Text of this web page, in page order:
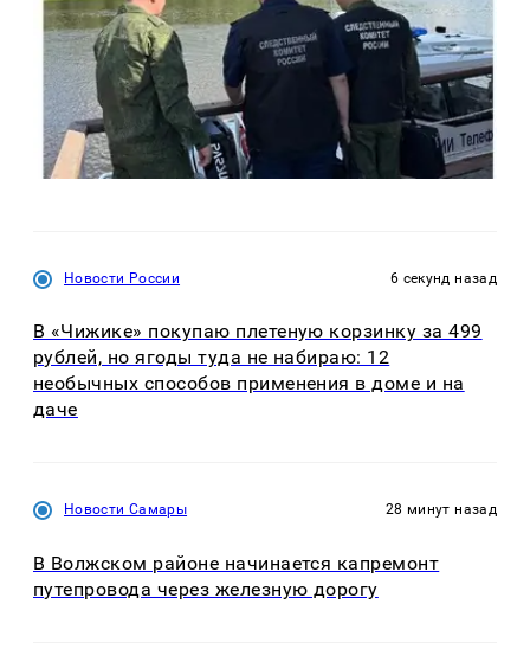
Новости России 6 секунд назад
В «Чижике» покупаю плетеную корзинку за 499
рублей, но ягоды туда не набираю: 12
необычных способов применения в доме и на
даче
Новости Самары 28 минут назад
В Волжском районе начинается капремонт
путепровода через железную дорогу